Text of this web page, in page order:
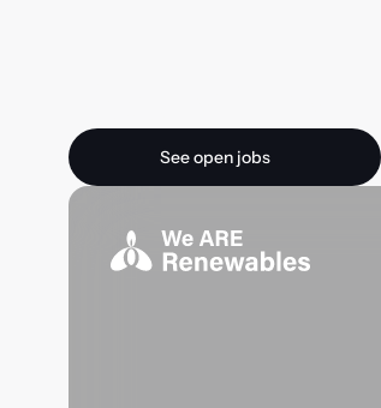
See open jobs
See open jobs